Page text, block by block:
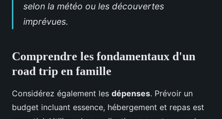
selon la météo ou les découvertes
imprévues.
Comprendre les fondamentaux d'un
road trip en famille
Considérez également les dépenses. Prévoir un
budget incluant essence, hébergement et repas est